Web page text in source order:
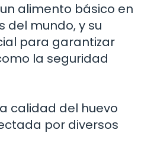
alimento básico en
del mundo, y su
para garantizar
la seguridad
calidad del huevo
por diversos